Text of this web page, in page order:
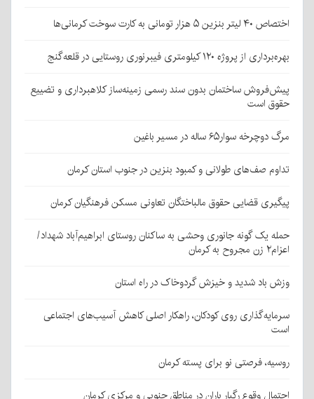
اختصاص ۴۰ لیتر بنزین ۵ هزار تومانی به کارت سوخت کرمانی‌ها
بهره‌برداری از پروژه ۱۲۰ کیلومتری فیبرنوری روستایی در قلعه‌گنج
پیش‌فروش ساختمان بدون سند رسمی زمینه‌ساز کلاهبرداری و تضییع
حقوق است
مرگ دوچرخه سوار۶۵ ساله در مسیر باغین
تداوم صف‌های طولانی و کمبود بنزین در جنوب استان کرمان
پیگیری قضایی حقوق مالباختگان تعاونی مسکن فرهنگیان کرمان
حمله یک گونه جانوری وحشی به ساکنان روستای ابراهیم‌آباد شهداد/
اعزام۲ زن مجروح به کرمان
وزش باد شدید و خیزش گردوخاک در راه استان
سرمایه‌گذاری روی کودکان، راهکار اصلی کاهش آسیب‌های اجتماعی
است
روسیه، فرصتی نو برای پسته کرمان
احتمال وقوع رگبار باران در مناطق جنوبی و مرکزی کرمان